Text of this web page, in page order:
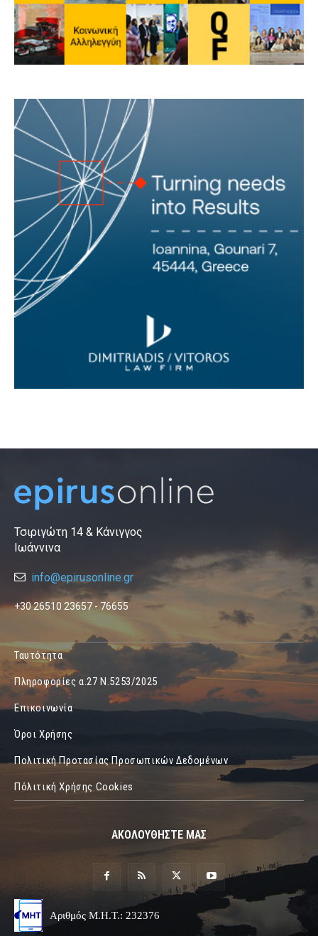
Τσιριγώτη 14 & Κάνιγγος
Ιωάννινα
info@epirusonline.gr
+30 26510 23657 - 76655
Ταυτότητα
Πληροφορίες α.27 Ν.5253/2025
Επικοινωνία
Όροι Χρήσης
Πολιτική Προτασίας Προσωπικών Δεδομένων
Πόλιτική Χρήσης Cookies
ΑΚΟΛΟΥΘΗΣΤΕ ΜΑΣ
Αριθμός Μ.Η.Τ.: 232376